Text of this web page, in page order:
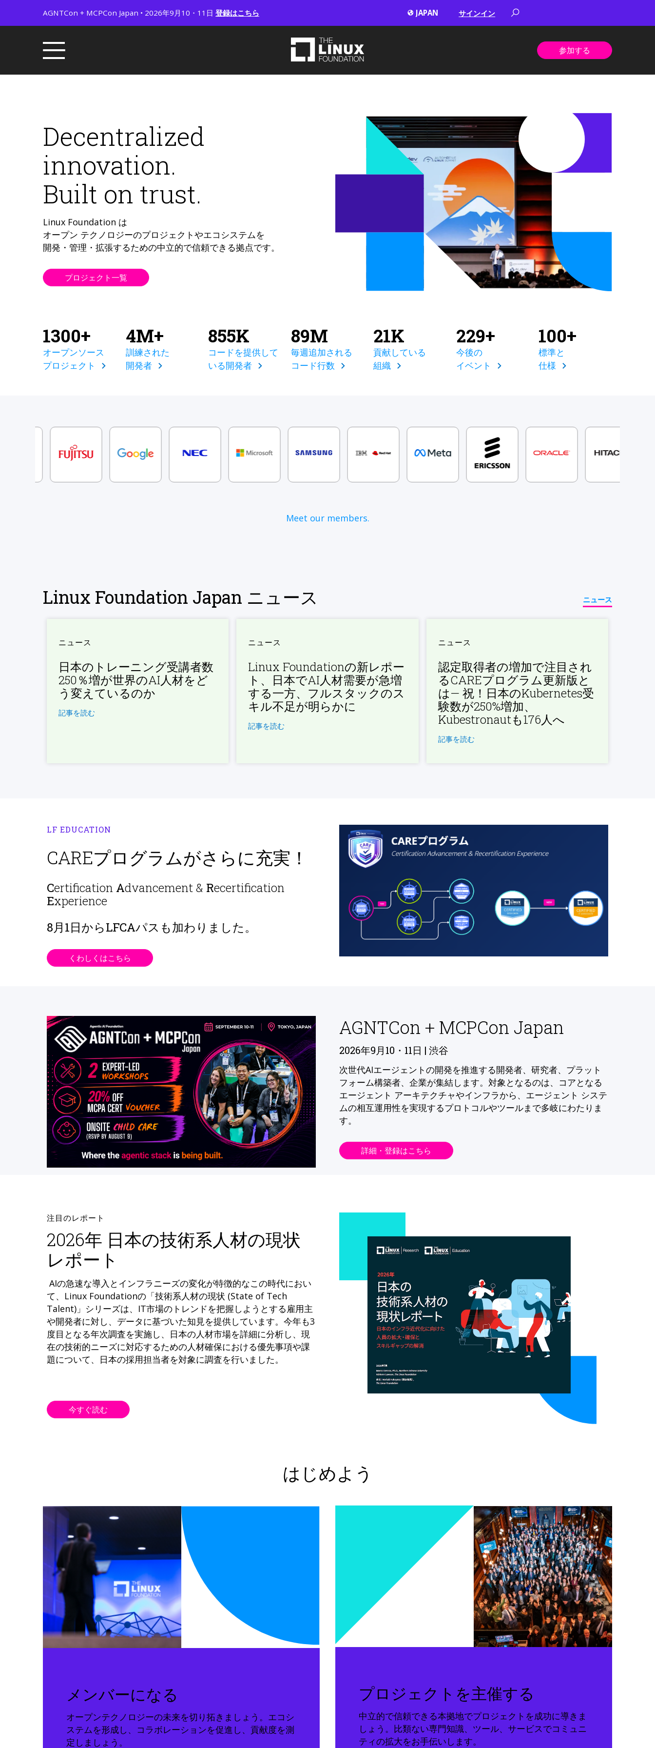
AGNTCon + MCPCon Japan • 2026年9月10・11日 登録はこちら サインイン
参加する
Decentralized
innovation.
Built on trust.
Linux Foundation は
オープン テクノロジーのプロジェクトやエコシステムを
開発・管理・拡張するための中立的で信頼できる拠点です。
プロジェクト一覧
1300+
オープンソース
プロジェクト
4M+
訓練された
開発者
855K
コードを提供して
いる開発者
89M
毎週追加される
コード行数
21K
貢献している
組織
229+
今後の
イベント
100+
標準と
仕様
Meet our members.
Linux Foundation Japan ニュース ニュース
ニュース
日本のトレーニング受講者数
250％増が世界のAI人材をど
う変えているのか
記事を読む
ニュース
Linux Foundationの新レポー
ト、日本でAI人材需要が急増
する一方、フルスタックのス
キル不足が明らかに
記事を読む
ニュース
認定取得者の増加で注目され
るCAREプログラム更新版と
は— 祝！日本のKubernetes受
験数が250%増加、
Kubestronautも176人へ
記事を読む
LF EDUCATION
CAREプログラムがさらに充実！
Certification Advancement & Recertification
Experience
8月1日からLFCAパスも加わりました。
くわしくはこちら
AGNTCon + MCPCon Japan
2026年9月10・11日 | 渋谷
次世代AIエージェントの開発を推進する開発者、研究者、プラット
フォーム構築者、企業が集結します。対象となるのは、コアとなる
エージェント アーキテクチャやインフラから、エージェント システ
ムの相互運用性を実現するプロトコルやツールまで多岐にわたりま
す。
詳細・登録はこちら
注目のレポート
2026年 日本の技術系人材の現状
レポート
AIの急速な導入とインフラニーズの変化が特徴的なこの時代におい
て、Linux Foundationの「技術系人材の現状 (State of Tech
Talent)」シリーズは、IT市場のトレンドを把握しようとする雇用主
や開発者に対し、データに基づいた知見を提供しています。今年も3
度目となる年次調査を実施し、日本の人材市場を詳細に分析し、現
在の技術的ニーズに対応するための人材確保における優先事項や課
題について、日本の採用担当者を対象に調査を行いました。
今すぐ読む
はじめよう
メンバーになる
オープンテクノロジーの未来を切り拓きましょう。エコシ
ステムを形成し、コラボレーションを促進し、貢献度を測
定しましょう。
プロジェクトを主催する
中立的で信頼できる本拠地でプロジェクトを成功に導きま
しょう。比類ない専門知識、ツール、サービスでコミュニ
ティの拡大をお手伝いします。